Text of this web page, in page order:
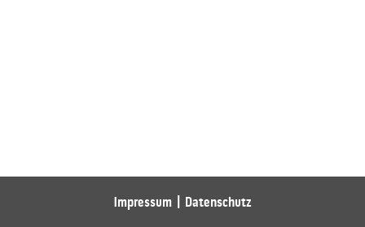
Impressum Datenschutz